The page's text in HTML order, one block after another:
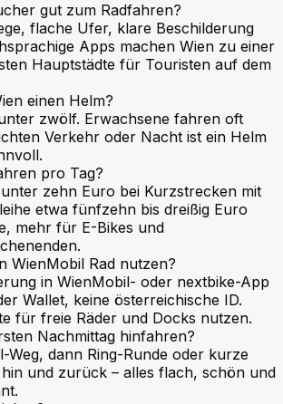
gut zum Radfahren?
flache Ufer, klare Beschilderung
Apps machen Wien zu einer
Hauptstädte für Touristen auf dem
einen Helm?
zwölf. Erwachsene fahren oft
Verkehr oder Nacht ist ein Helm
pro Tag?
zehn Euro bei Kurzstrecken mit
etwa fünfzehn bis dreißig Euro
mehr für E-Bikes und
WienMobil Rad nutzen?
in WienMobil- oder nextbike-App
Wallet, keine österreichische ID.
für freie Räder und Docks nutzen.
Nachmittag hinfahren?
Weg, dann Ring-Runde oder kurze
und zurück – alles flach, schön und